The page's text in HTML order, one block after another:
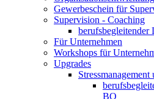
Gewerbeschein für
Supervision - Coaching
Für Unternehmen
Workshops für
Upgrades
BO